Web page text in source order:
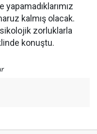
yapamadıklarımız
kalmış olacak.
zorluklarla
konuştu.